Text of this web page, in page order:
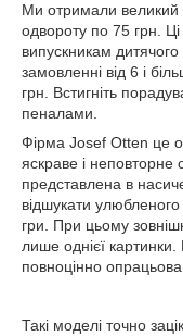
Ми отримали великий
одвороту по 75 грн.
випускникам
замовленні від 6 і
грн. Встигніть
пеналами.
Фірма Josef Otten це
яскраве і
представлена в
відшукати
гри. При цьому
лише однієї
повноцінно
Такі моделі точно